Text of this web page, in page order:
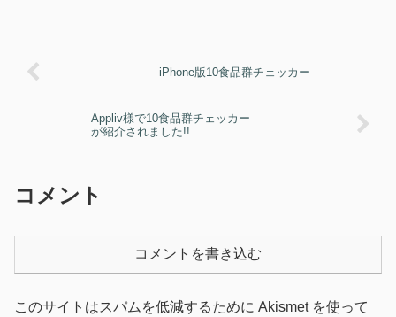
iPhone版10食品群チェッカー
Appliv様で10食品群チェッカー
が紹介されました!!
コメント
コメントを書き込む
このサイトはスパムを低減するために Akismet を使って